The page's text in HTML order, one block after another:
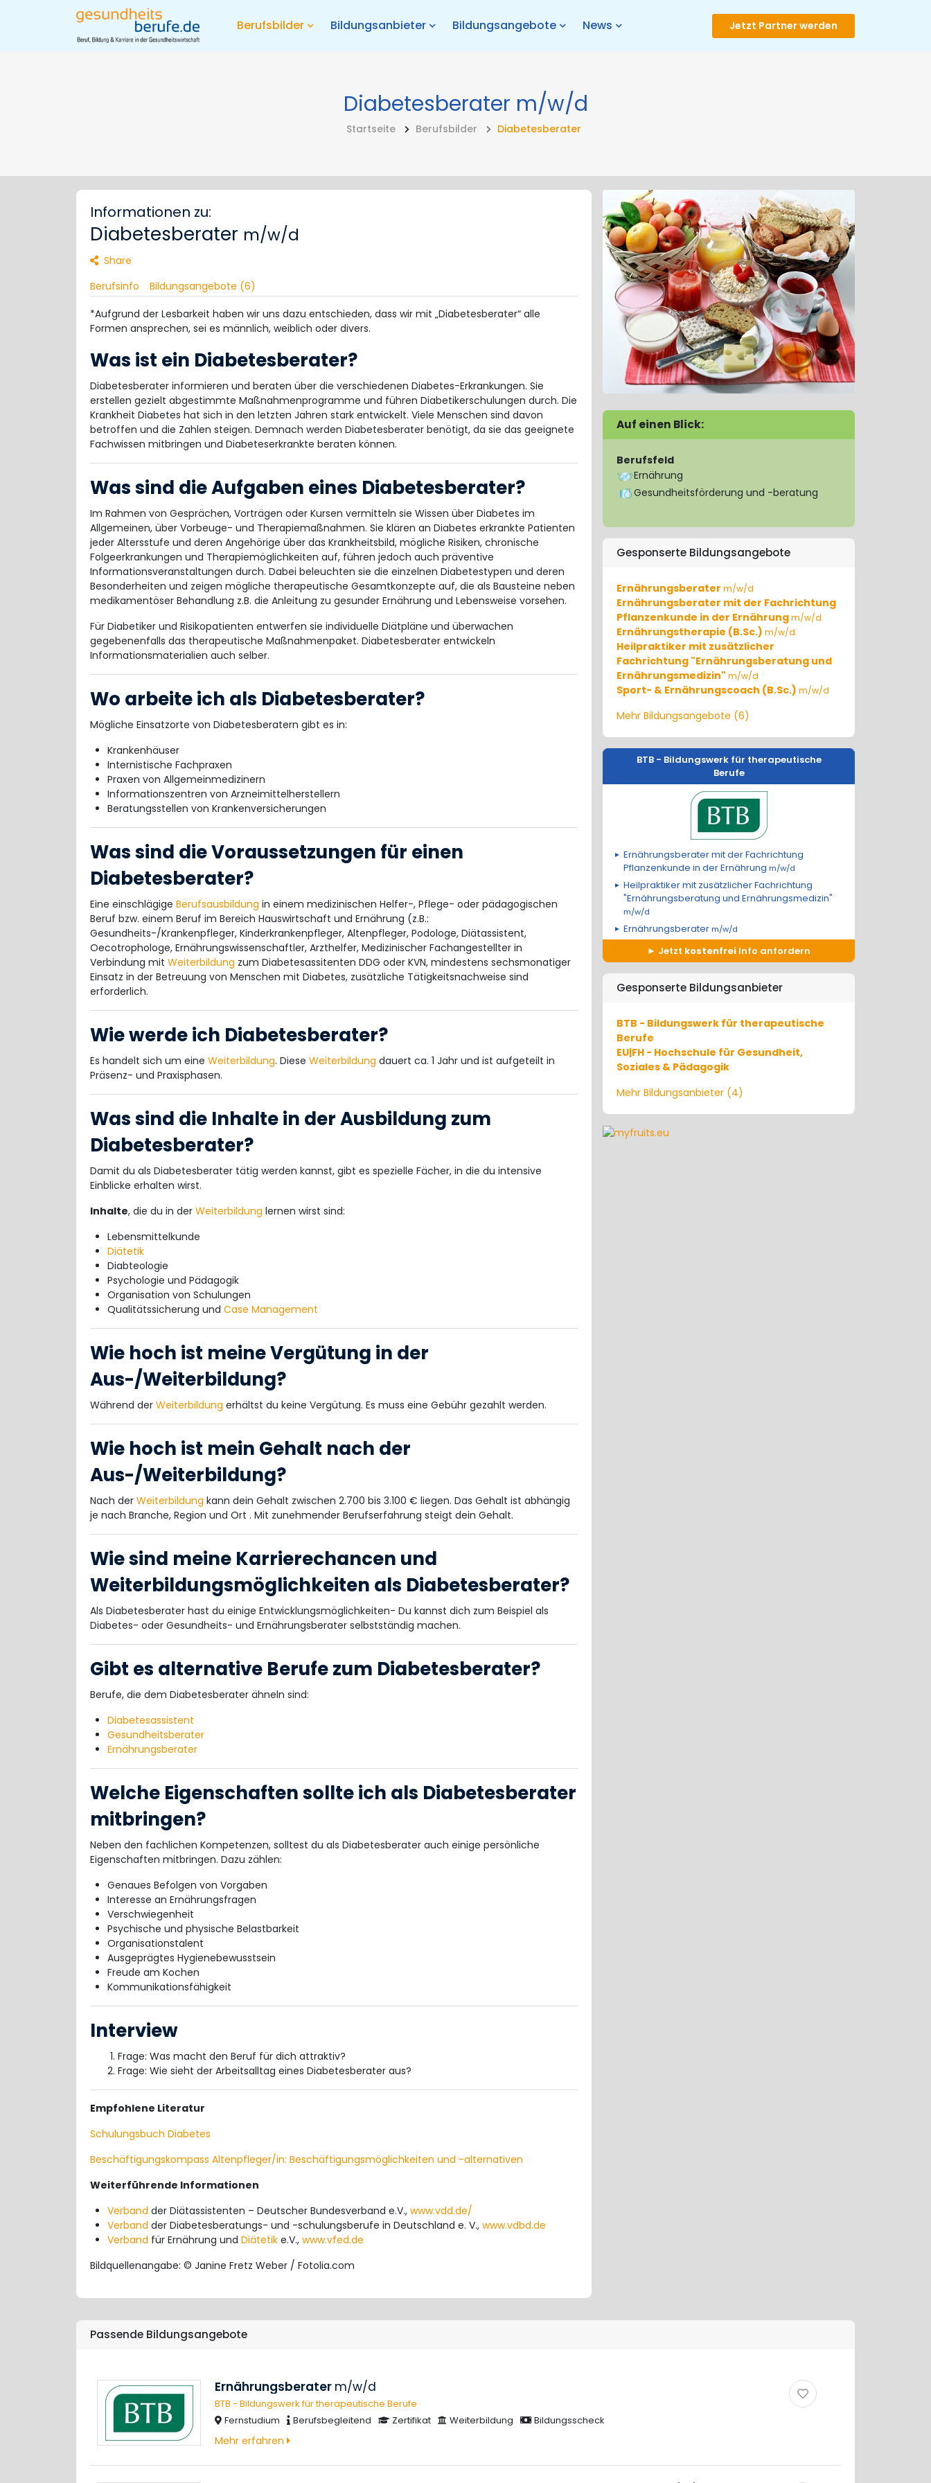
Berufsbilder Bildungsanbieter Bildungsangebote News Jetzt Partner werden
Diabetesberater m/w/d
Startseite Berufsbilder Diabetesberater
Auf einen Blick:
Berufsfeld
Ernährung
Gesundheitsförderung und -beratung
Gesponserte Bildungsangebote
Ernährungsberater m/w/d
Ernährungsberater mit der Fachrichtung
Pflanzenkunde in der Ernährungm/w/d
Ernährungstherapie (B.Sc.) m/w/d
Heilpraktiker mit zusätzlicher
Fachrichtung "Ernährungsberatung und
Ernährungsmedizin" m/w/d
Sport- & Ernährungscoach (B.Sc.) m/w/d
Mehr Bildungsangebote (6)
BTB - Bildungswerk für therapeutische
Berufe
Ernährungsberater mit der Fachrichtung
Pflanzenkunde in der Ernährung m/w/d
Heilpraktiker mit zusätzlicher Fachrichtung
"Ernährungsberatung und Ernährungsmedizin"
m/w/d
Ernährungsberaterm/w/d
Jetzt kostenfrei Info anfordern
Gesponserte Bildungsanbieter
BTB - Bildungswerk für therapeutische
Berufe
EU|FH - Hochschule für Gesundheit,
Soziales & Pädagogik
Mehr Bildungsanbieter (4)
Informationen zu:
Diabetesberater m/w/d
Share
Berufsinfo
Bildungsangebote (6)
*Aufgrund der Lesbarkeit haben wir uns dazu entschieden, dass wir mit „Diabetesberater“ alle
Formen ansprechen, sei es männlich, weiblich oder divers.
Was ist ein Diabetesberater?
Diabetesberater informieren und beraten über die verschiedenen Diabetes-Erkrankungen. Sie
erstellen gezielt abgestimmte Maßnahmenprogramme und führen Diabetikerschulungen durch. Die
Krankheit Diabetes hat sich in den letzten Jahren stark entwickelt. Viele Menschen sind davon
betroffen und die Zahlen steigen. Demnach werden Diabetesberater benötigt, da sie das geeignete
Fachwissen mitbringen und Diabeteserkrankte beraten können.
Was sind die Aufgaben eines Diabetesberater?
Im Rahmen von Gesprächen, Vorträgen oder Kursen vermitteln sie Wissen über Diabetes im
Allgemeinen, über Vorbeuge- und Therapiemaßnahmen. Sie klären an Diabetes erkrankte Patienten
jeder Altersstufe und deren Angehörige über das Krankheitsbild, mögliche Risiken, chronische
Folgeerkrankungen und Therapiemöglichkeiten auf, führen jedoch auch präventive
Informationsveranstaltungen durch. Dabei beleuchten sie die einzelnen Diabetestypen und deren
Besonderheiten und zeigen mögliche therapeutische Gesamtkonzepte auf, die als Bausteine neben
medikamentöser Behandlung z.B. die Anleitung zu gesunder Ernährung und Lebensweise vorsehen.
Für Diabetiker und Risikopatienten entwerfen sie individuelle Diätpläne und überwachen
gegebenenfalls das therapeutische Maßnahmenpaket. Diabetesberater entwickeln
Informationsmaterialien auch selber.
Wo arbeite ich als Diabetesberater?
Mögliche Einsatzorte von Diabetesberatern gibt es in:
Krankenhäuser
Internistische Fachpraxen
Praxen von Allgemeinmedizinern
Informationszentren von Arzneimittelherstellern
Beratungsstellen von Krankenversicherungen
Was sind die Voraussetzungen für einen
Diabetesberater?
Eine einschlägige Berufsausbildung in einem medizinischen Helfer-, Pflege- oder pädagogischen
Beruf bzw. einem Beruf im Bereich Hauswirtschaft und Ernährung (z.B.:
Gesundheits-/Krankenpfleger, Kinderkrankenpfleger, Altenpfleger, Podologe, Diätassistent,
Oecotrophologe, Ernährungswissenschaftler, Arzthelfer, Medizinischer Fachangestellter in
Verbindung mit Weiterbildung zum Diabetesassitenten DDG oder KVN, mindestens sechsmonatiger
Einsatz in der Betreuung von Menschen mit Diabetes, zusätzliche Tätigkeitsnachweise sind
erforderlich.
Wie werde ich Diabetesberater?
Es handelt sich um eine Weiterbildung. Diese Weiterbildung dauert ca. 1 Jahr und ist aufgeteilt in
Präsenz- und Praxisphasen.
Was sind die Inhalte in der Ausbildung zum
Diabetesberater?
Damit du als Diabetesberater tätig werden kannst, gibt es spezielle Fächer, in die du intensive
Einblicke erhalten wirst.
Inhalte, die du in der Weiterbildung lernen wirst sind:
Lebensmittelkunde
Diätetik
Diabteologie
Psychologie und Pädagogik
Organisation von Schulungen
Qualitätssicherung und Case Management
Wie hoch ist meine Vergütung in der
Aus-/Weiterbildung?
Während der Weiterbildung erhältst du keine Vergütung. Es muss eine Gebühr gezahlt werden.
Wie hoch ist mein Gehalt nach der
Aus-/Weiterbildung?
Nach der Weiterbildung kann dein Gehalt zwischen 2.700 bis 3.100 € liegen. Das Gehalt ist abhängig
je nach Branche, Region und Ort . Mit zunehmender Berufserfahrung steigt dein Gehalt.
Wie sind meine Karrierechancen und
Weiterbildungsmöglichkeiten als Diabetesberater?
Als Diabetesberater hast du einige Entwicklungsmöglichkeiten- Du kannst dich zum Beispiel als
Diabetes- oder Gesundheits- und Ernährungsberater selbstständig machen.
Gibt es alternative Berufe zum Diabetesberater?
Berufe, die dem Diabetesberater ähneln sind:
Diabetesassistent
Gesundheitsberater
Ernährungsberater
Welche Eigenschaften sollte ich als Diabetesberater
mitbringen?
Neben den fachlichen Kompetenzen, solltest du als Diabetesberater auch einige persönliche
Eigenschaften mitbringen. Dazu zählen:
Genaues Befolgen von Vorgaben
Interesse an Ernährungsfragen
Verschwiegenheit
Psychische und physische Belastbarkeit
Organisationstalent
Ausgeprägtes Hygienebewusstsein
Freude am Kochen
Kommunikationsfähigkeit
Interview
Frage: Was macht den Beruf für dich attraktiv?
Frage: Wie sieht der Arbeitsalltag eines Diabetesberater aus?
Empfohlene Literatur
Schulungsbuch Diabetes
Beschäftigungskompass Altenpfleger/in: Beschäftigungsmöglichkeiten und -alternativen
Weiterführende Informationen
Verband der Diätassistenten – Deutscher Bundesverband e.V., www.vdd.de/
Verband der Diabetesberatungs- und -schulungsberufe in Deutschland e. V., www.vdbd.de
Verband für Ernährung und Diätetik e.V., www.vfed.de
Bildquellenangabe: © Janine Fretz Weber / Fotolia.com
Passende Bildungsangebote
Ernährungsberater m/w/d
BTB - Bildungswerk für therapeutische Berufe
Fernstudium
Berufsbegleitend Zertifikat Weiterbildung Bildungsscheck
Mehr erfahren